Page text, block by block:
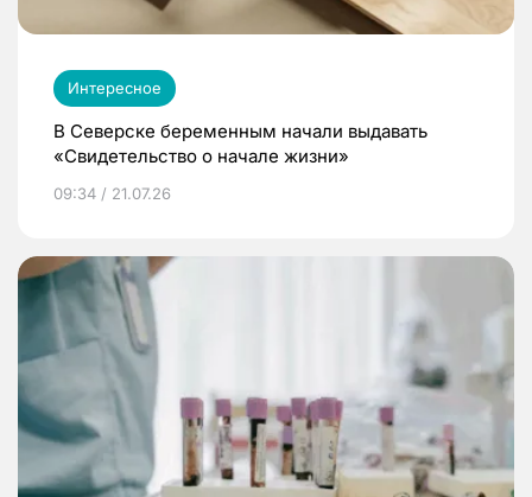
Интересное
В Северске беременным начали выдавать
«Свидетельство о начале жизни»
09:34 / 21.07.26